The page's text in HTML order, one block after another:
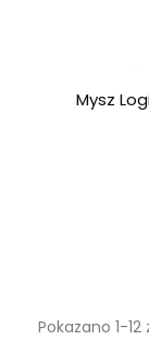
Mysz
Pokazano 1-